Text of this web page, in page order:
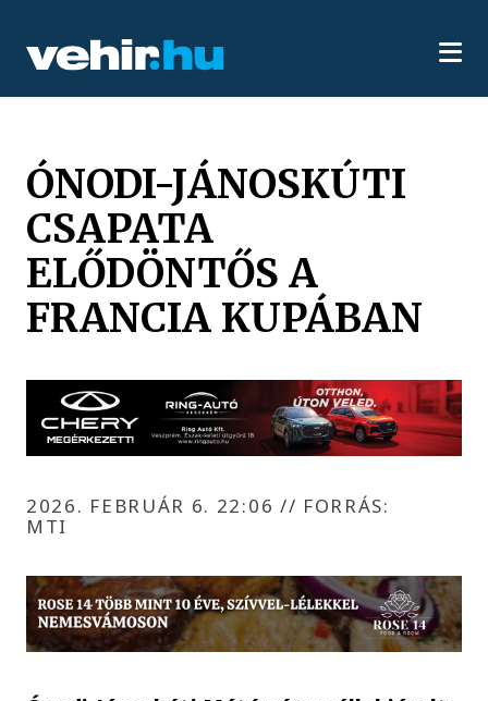
ÓNODI-JÁNOSKÚTI
CSAPATA
ELŐDÖNTŐS A
FRANCIA KUPÁBAN
2026. FEBRUÁR 6. 22:06 // FORRÁS:
MTI